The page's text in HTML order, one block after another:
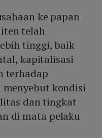
ke papan
telah
tinggi, baik
kapitalisasi
terhadap
menyebut kondisi
dan tingkat
di mata pelaku